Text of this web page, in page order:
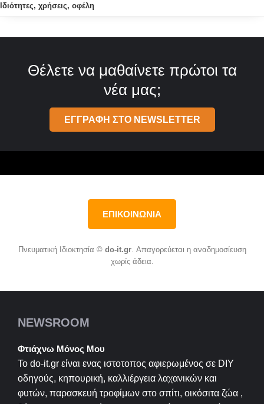
Ιδιότητες, χρήσεις, οφέλη
Θέλετε να μαθαίνετε πρώτοι τα
νέα μας;
ΕΓΓΡΑΦΗ ΣΤΟ NEWSLETTER
ΕΠΙΚΟΙΝΩΝΙΑ
Πνευματική Ιδιοκτησία © do-it.gr. Απαγορεύεται η αναδημοσίευση
χωρίς άδεια.
NEWSROOM
Φτιάχνω Μόνος Μου
Το do-it.gr είναι ενας ιστοτοπος αφιερωμένος σε DIY
οδηγούς, κηπουρική, καλλιέργεια λαχανικών και
φυτών, παρασκευή τροφίμων στο σπίτι, οικόσιτα ζώα ,